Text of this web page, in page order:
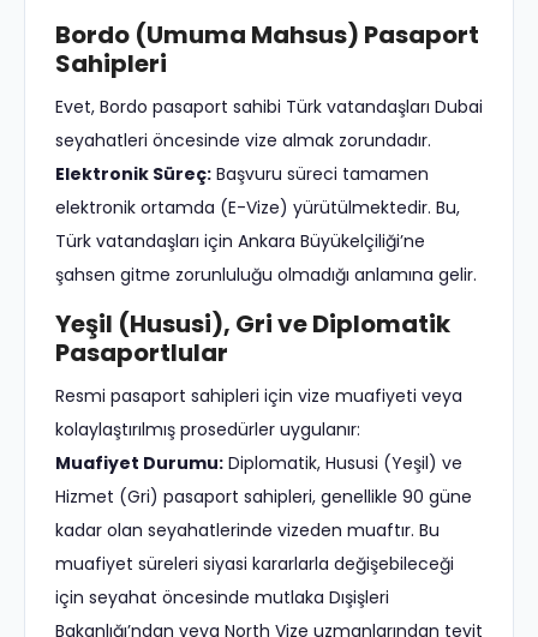
Bordo (Umuma Mahsus) Pasaport
Sahipleri
Evet, Bordo pasaport sahibi Türk vatandaşları Dubai
seyahatleri öncesinde vize almak zorundadır.
Elektronik Süreç: Başvuru süreci tamamen
elektronik ortamda (E-Vize) yürütülmektedir. Bu,
Türk vatandaşları için Ankara Büyükelçiliği’ne
şahsen gitme zorunluluğu olmadığı anlamına gelir.
Yeşil (Hususi), Gri ve Diplomatik
Pasaportlular
Resmi pasaport sahipleri için vize muafiyeti veya
kolaylaştırılmış prosedürler uygulanır:
Muafiyet Durumu: Diplomatik, Hususi (Yeşil) ve
Hizmet (Gri) pasaport sahipleri, genellikle 90 güne
kadar olan seyahatlerinde vizeden muaftır. Bu
muafiyet süreleri siyasi kararlarla değişebileceği
için seyahat öncesinde mutlaka Dışişleri
Bakanlığı’ndan veya North Vize uzmanlarından teyit